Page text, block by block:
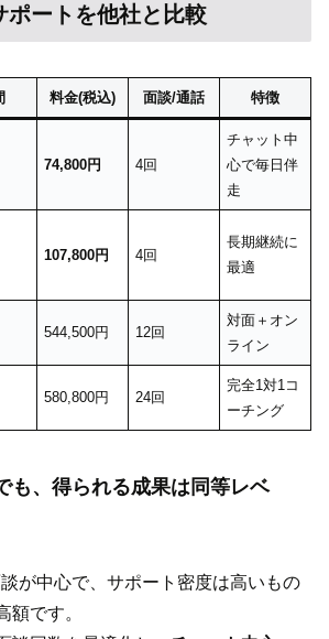
ポートを他社と比較
料金(税込) 面談/通話 特徴
74,800円 4回
チャット中
心で毎日伴
走
107,800円 4回
長期継続に
最適
544,500円 12回
対面＋オン
ライン
580,800円 24回
完全1対1コ
ーチング
も、得られる成果は同等レベ
が中心で、サポート密度は高いもの
額です。